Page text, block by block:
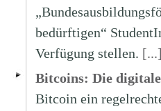
bedürftigen“
Verfügung stellen.
Bitcoins: Die
Bitcoin ein